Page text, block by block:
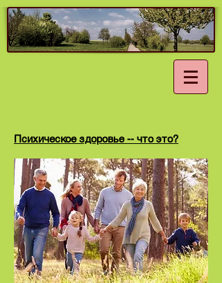
Психическое здоровье -- что это?